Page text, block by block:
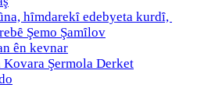
hȋmdarekȋ edebyeta kurdȋ,
Şemo Şamȋlov
ên kevnar
Şermola Derket